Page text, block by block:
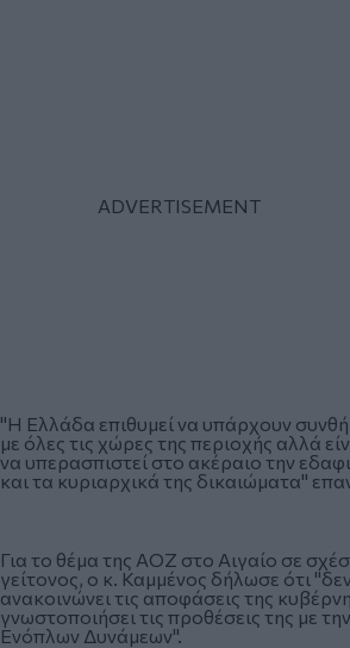
"Η Ελλάδα επιθυμεί να υπάρχουν
με όλες τις χώρες της περιοχής αλλά
να υπερασπιστεί στο ακέραιο την
και τα κυριαρχικά της δικαιώματα"
Για το θέμα της ΑΟΖ στο Αιγαίο σε
γείτονος, ο κ. Καμμένος δήλωσε ότι
ανακοινώνει τις αποφάσεις της
γνωστοποιήσει τις προθέσεις της με
Ενόπλων Δυνάμεων".